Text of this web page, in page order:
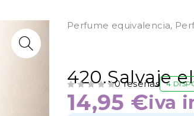
Perfume equivalencia,
420.Salvaje
0 reseñas 4
14,95 €iva